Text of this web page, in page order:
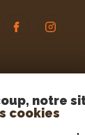
connecter
notre
cookies